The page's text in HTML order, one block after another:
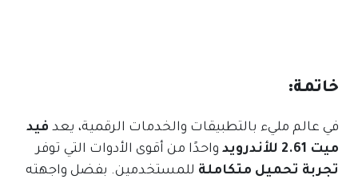
خاتمة:
في عالم مليء بالتطبيقات والخدمات الرقمية، يعد فيد
ميت 2.61 للأندرويد
واحدًا من أقوى الأدوات التي توفر
تجربة تحميل متكاملة للمستخدمين. بفضل واجهته